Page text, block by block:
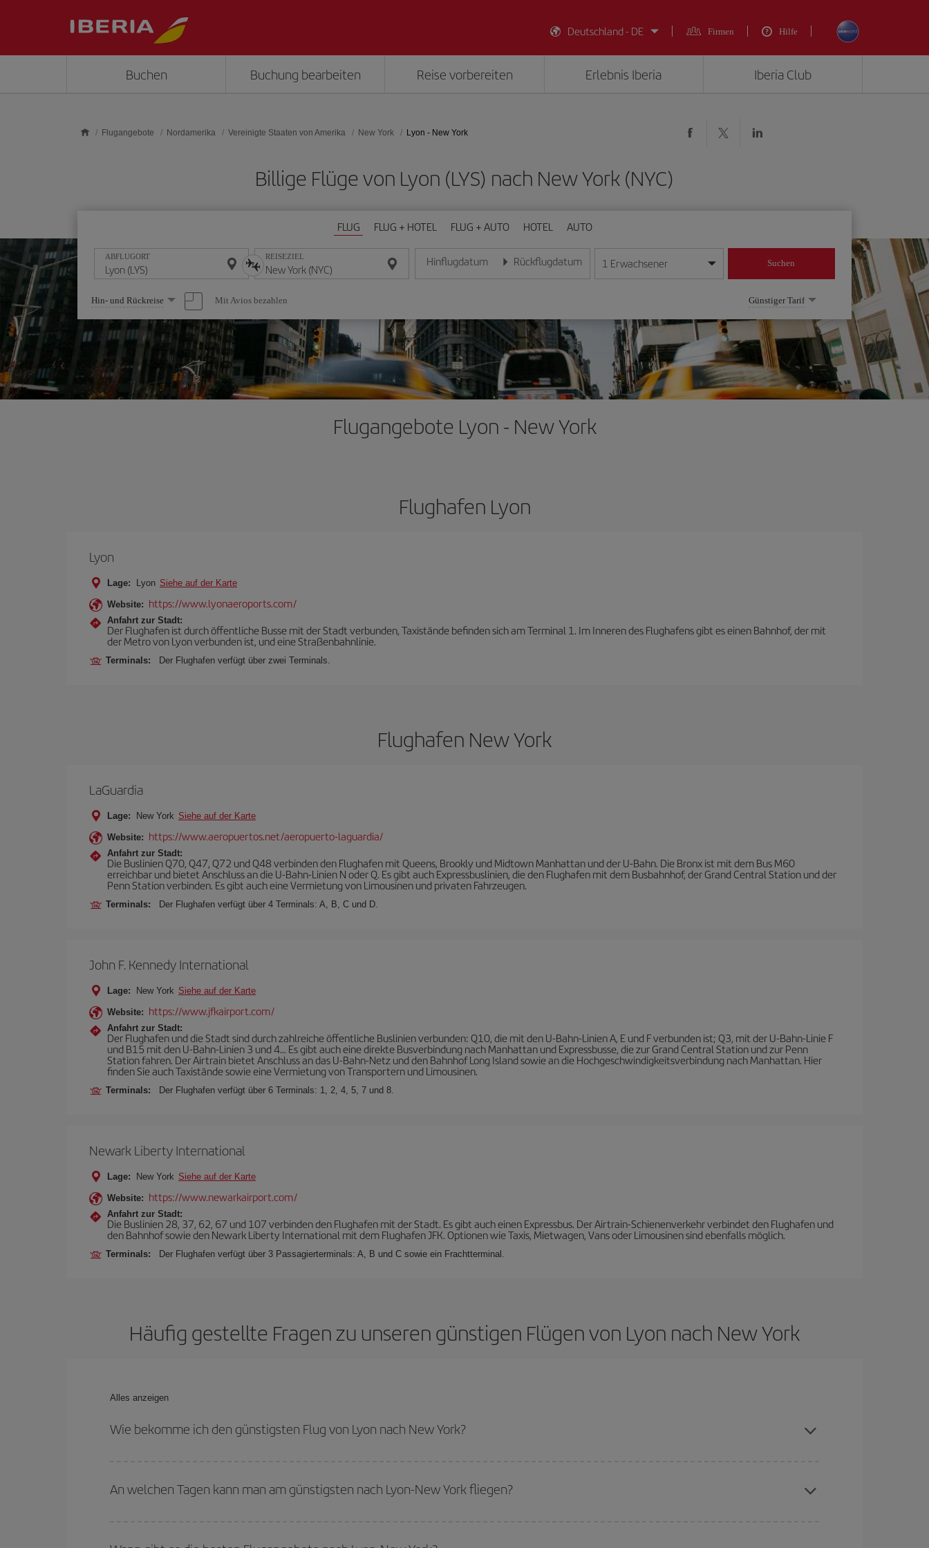
Deutschland - DE
Firmen Hilfe
Buchen Buchung bearbeiten Reise vorbereiten Erlebnis Iberia Iberia Club
Flugangebote Nordamerika Vereinigte Staaten von Amerika New York Lyon - New York
Billige Flüge von Lyon (LYS) nach New York (NYC)
FLUG FLUG + HOTEL FLUG + AUTO HOTEL AUTO
ABFLUGORT REISEZIEL Hinflugdatum
Geben Sie das Datum im Format Tag/Monat/Jahr ein
Rückflugdatum
Geben Sie das Datum im Format Tag/Monat/Jahr ein
1 Erwachsener Suchen
Wählen
Sie
eine
Option
Hin- und Rückreise Mit Avios bezahlen Günstiger Tarif
Flugangebote Lyon - New York
Flughafen Lyon
Lyon
Lage: Lyon Siehe auf der Karte
Website: https://www.lyonaeroports.com/
Anfahrt zur Stadt:
Der Flughafen ist durch öffentliche Busse mit der Stadt verbunden, Taxistände befinden sich am Terminal 1. Im Inneren des Flughafens gibt es einen Bahnhof, der mit
der Metro von Lyon verbunden ist, und eine Straßenbahnlinie.
Terminals: Der Flughafen verfügt über zwei Terminals.
Flughafen New York
LaGuardia
Lage: New York Siehe auf der Karte
Website: https://www.aeropuertos.net/aeropuerto-laguardia/
Anfahrt zur Stadt:
Die Buslinien Q70, Q47, Q72 und Q48 verbinden den Flughafen mit Queens, Brookly und Midtown Manhattan und der U-Bahn. Die Bronx ist mit dem Bus M60
erreichbar und bietet Anschluss an die U-Bahn-Linien N oder Q. Es gibt auch Expressbuslinien, die den Flughafen mit dem Busbahnhof, der Grand Central Station und der
Penn Station verbinden. Es gibt auch eine Vermietung von Limousinen und privaten Fahrzeugen.
Terminals: Der Flughafen verfügt über 4 Terminals: A, B, C und D.
John F. Kennedy International
Lage: New York Siehe auf der Karte
Website: https://www.jfkairport.com/
Anfahrt zur Stadt:
Der Flughafen und die Stadt sind durch zahlreiche öffentliche Buslinien verbunden: Q10, die mit den U-Bahn-Linien A, E und F verbunden ist; Q3, mit der U-Bahn-Linie F
und B15 mit den U-Bahn-Linien 3 und 4... Es gibt auch eine direkte Busverbindung nach Manhattan und Expressbusse, die zur Grand Central Station und zur Penn
Station fahren. Der Airtrain bietet Anschluss an das U-Bahn-Netz und den Bahnhof Long Island sowie an die Hochgeschwindigkeitsverbindung nach Manhattan. Hier
finden Sie auch Taxistände sowie eine Vermietung von Transportern und Limousinen.
Terminals: Der Flughafen verfügt über 6 Terminals: 1, 2, 4, 5, 7 und 8.
Newark Liberty International
Lage: New York Siehe auf der Karte
Website: https://www.newarkairport.com/
Anfahrt zur Stadt:
Die Buslinien 28, 37, 62, 67 und 107 verbinden den Flughafen mit der Stadt. Es gibt auch einen Expressbus. Der Airtrain-Schienenverkehr verbindet den Flughafen und
den Bahnhof sowie den Newark Liberty International mit dem Flughafen JFK. Optionen wie Taxis, Mietwagen, Vans oder Limousinen sind ebenfalls möglich.
Terminals: Der Flughafen verfügt über 3 Passagierterminals: A, B und C sowie ein Frachtterminal.
Häufig gestellte Fragen zu unseren günstigen Flügen von Lyon nach New York
Alles anzeigen
Wie bekomme ich den günstigsten Flug von Lyon nach New York?
Rückreisedaten und -zeiten flexibel sein können.
An welchen Tagen kann man am günstigsten nach Lyon-New York fliegen?
Sie abfliegen, wohin Sie fliegen wollen und wann Sie reisen möchten. Wir zeigen Ihnen die günstigsten Flüge, nicht nur